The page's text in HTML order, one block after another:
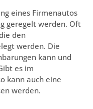
eines Firmenautos
geregelt werden. Oft
den
werden. Die
kann und
es im
kann auch eine
werden.